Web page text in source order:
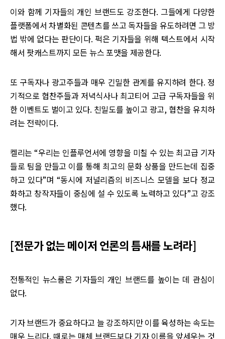
이와 함께 기자들의 개인 브랜드도 강조한다. 그들에게 다양한
플랫폼에서 차별화된 콘텐츠를 쓰고 독자들을 유도하려면 그 방
법 밖에 없다는 판단이다. 퍽은 기자들을 위해 텍스트에서 시작
해서 팟캐스트까지 모든 뉴스 포맷을 제공한다.
또 구독자나 광고주들과 매우 긴밀한 관계를 유지하려 한다. 정
기적으로 협찬주들과 저녁식사나 최고티어 고급 구독자들을 위
한 이벤트도 벌이고 있다. 친밀도를 높이고 광고, 협찬을 유치하
려는 전략이다.
켈리는 “우리는 인플루언서에 영향을 미칠 수 있는 최고급 기자
들로 팀을 만들고 이를 통해 최고의 문화 상품을 만드는데 집중
하고 있다”며 “동시에 저널리즘의 비즈니스 모델을 보다 정교
화하고 창작자들이 중심에 설 수 있도록 노력하고 있다”고 강조
했다.
[전문가 없는 메이저 언론의 틈새를 노려라]
전통적인 뉴스룸은 기자들의 개인 브랜드를 높이는 데 관심이
없다.
기자 브랜드가 중요하다고 늘 강조하지만 이를 육성하는 속도는
매우 느리다. 때로는 매체 브랜드보다 기자 이름을 앞세우는 것